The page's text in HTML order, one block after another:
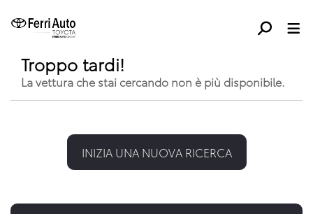
Troppo tardi!
La vettura che stai cercando non è più disponibile.
INIZIA UNA NUOVA RICERCA